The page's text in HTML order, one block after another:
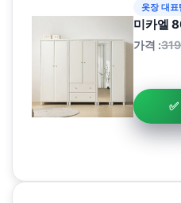
옷장 대
미카엘
가격 :